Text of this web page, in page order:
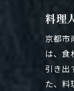
料理
京都市
は、食
引き出
た、料